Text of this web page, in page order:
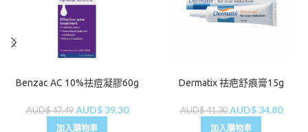
Benzac AC 10%祛痘凝膠60g
AUD$47.49 AUD$39.30
加入購物車
Dermatix 祛疤舒痕膏15g
AUD$41.30 AUD$34.80
加入購物車